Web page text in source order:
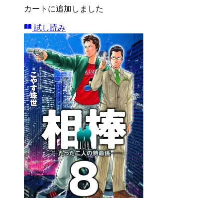
カートに追加しました
試し読み